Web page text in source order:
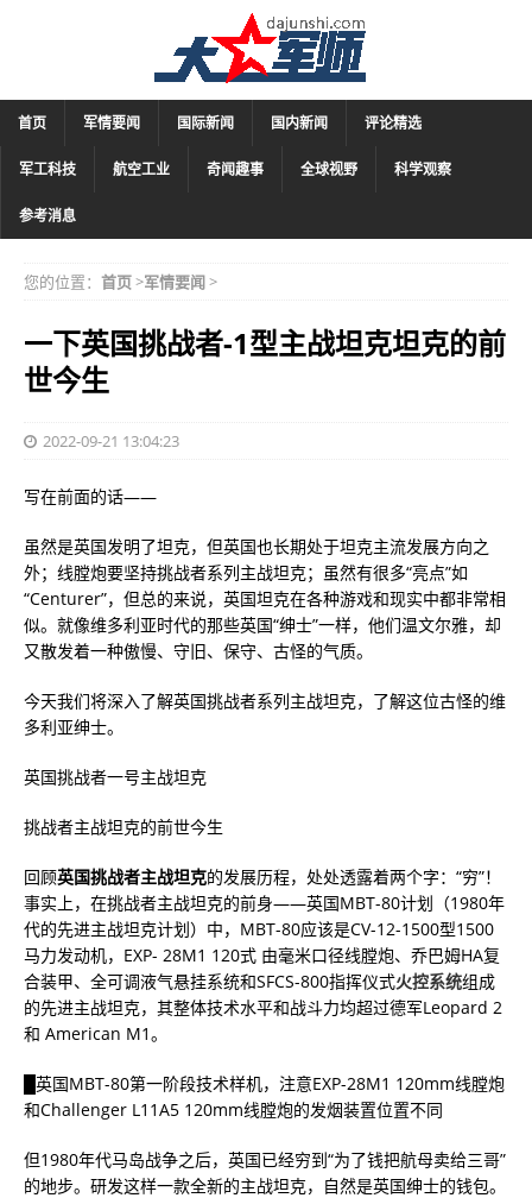
首页 军情要闻 国际新闻 国内新闻 评论精选
军工科技 航空工业 奇闻趣事 全球视野 科学观察
参考消息
您的位置： 首页>军情要闻>
一下英国挑战者-1型主战坦克坦克的前
世今生
2022-09-21 13:04:23
写在前面的话——
虽然是英国发明了坦克，但英国也长期处于坦克主流发展方向之
外；线膛炮要坚持挑战者系列主战坦克；虽然有很多“亮点”如
“Centurer”，但总的来说，英国坦克在各种游戏和现实中都非常相
似。就像维多利亚时代的那些英国“绅士”一样，他们温文尔雅，却
又散发着一种傲慢、守旧、保守、古怪的气质。
今天我们将深入了解英国挑战者系列主战坦克，了解这位古怪的维
多利亚绅士。
英国挑战者一号主战坦克
挑战者主战坦克的前世今生
回顾英国挑战者主战坦克的发展历程，处处透露着两个字：“穷”！
事实上，在挑战者主战坦克的前身——英国MBT-80计划（1980年
代的先进主战坦克计划）中，MBT-80应该是CV-12-1500型1500
马力发动机，EXP- 28M1 120式 由毫米口径线膛炮、乔巴姆HA复
合装甲、全可调液气悬挂系统和SFCS-800指挥仪式火控系统组成
的先进主战坦克，其整体技术水平和战斗力均超过德军Leopard 2
和 American M1。
█英国MBT-80第一阶段技术样机，注意EXP-28M1 120mm线膛炮
和Challenger L11A5 120mm线膛炮的发烟装置位置不同
但1980年代马岛战争之后，英国已经穷到“为了钱把航母卖给三哥”
的地步。研发这样一款全新的主战坦克，自然是英国绅士的钱包。